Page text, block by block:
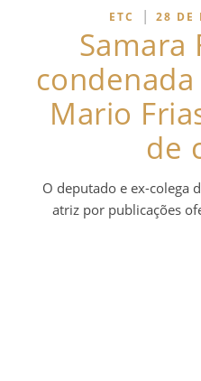
ETC | 28 DE
Samara
Mario
de
O deputado e ex-colega
atriz por publicações